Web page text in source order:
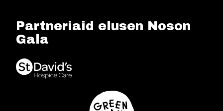
Partneriaid elusen Noson
Gala